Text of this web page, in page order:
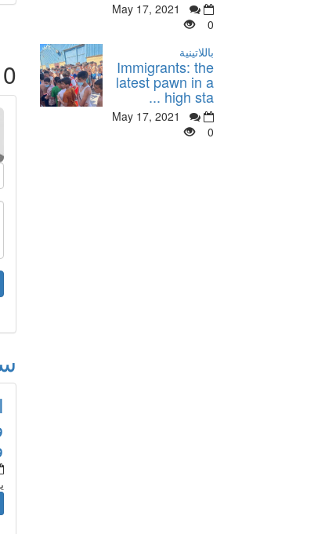
0
May 17, 2021
0
باللاتينية
Immigrants: the
latest pawn in a
high sta ...
May 17, 2021
0